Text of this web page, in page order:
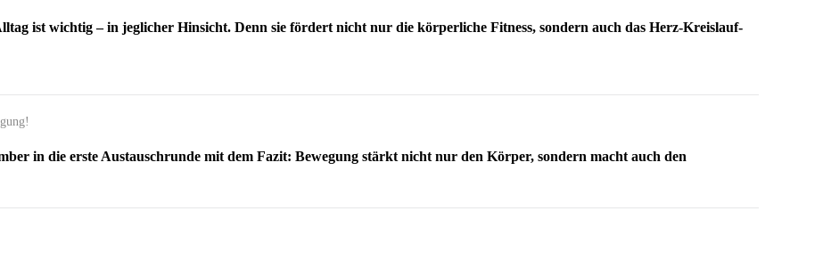
ist wichtig – in jeglicher Hinsicht. Denn sie fördert nicht nur die körperliche Fitness, sondern auch das Herz-Kreislauf-
in die erste Austauschrunde mit dem Fazit: Bewegung stärkt nicht nur den Körper, sondern macht auch den